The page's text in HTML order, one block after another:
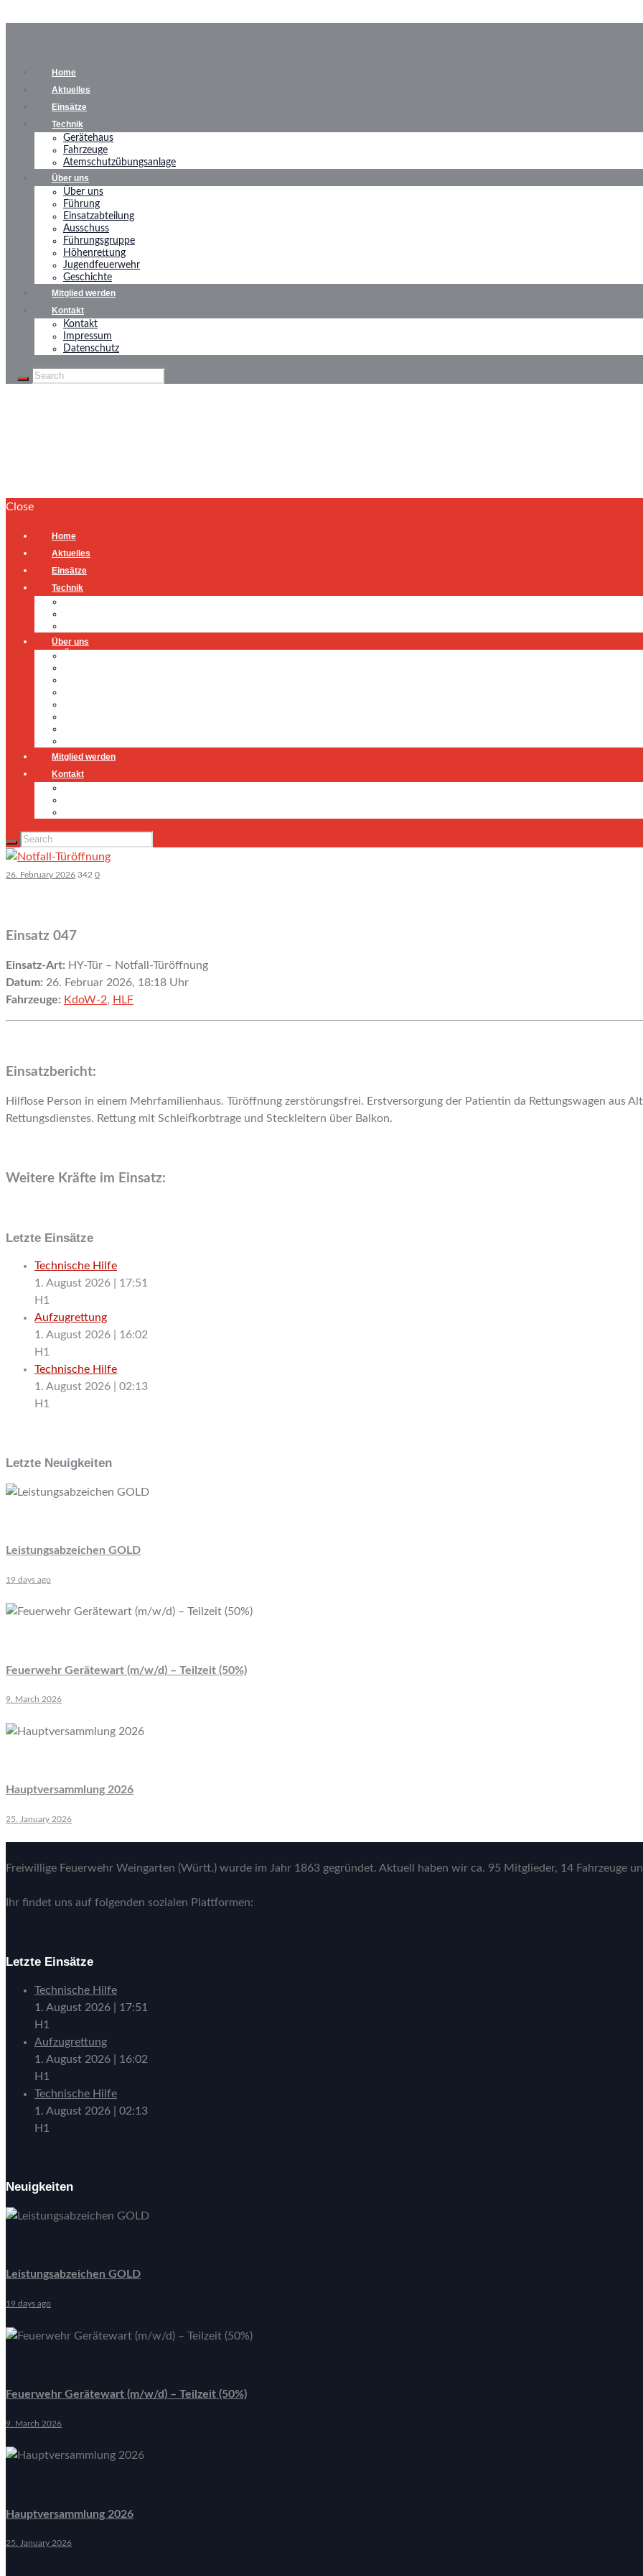
Home
Aktuelles
Einsätze
Technik
Gerätehaus
Fahrzeuge
Atemschutzübungsanlage
Über uns
Über uns
Führung
Einsatzabteilung
Ausschuss
Führungsgruppe
Höhenrettung
Jugendfeuerwehr
Geschichte
Mitglied werden
Kontakt
Kontakt
Impressum
Datenschutz
Close
Home
Aktuelles
Einsätze
Technik
Über uns
Mitglied werden
Kontakt
26. February 2026 342 0
Einsatz 047
Einsatz-Art: HY-Tür – Notfall-Türöffnung
Datum: 26. Februar 2026, 18:18 Uhr
Fahrzeuge: KdoW-2, HLF
Einsatzbericht:
Hilflose Person in einem Mehrfamilienhaus. Türöffnung zerstörungsfrei. Erstversorgung der Patientin da Rettungswagen aus
Rettungsdienstes. Rettung mit Schleifkorbtrage und Steckleitern über Balkon.
Weitere Kräfte im Einsatz:
Letzte Einsätze
Technische Hilfe
1. August 2026
17:51
H1
Aufzugrettung
1. August 2026
16:02
H1
Technische Hilfe
1. August 2026
02:13
H1
Letzte Neuigkeiten
Leistungsabzeichen GOLD
19 days ago
Feuerwehr Gerätewart (m/w/d) – Teilzeit (50%)
9. March 2026
Hauptversammlung 2026
25. January 2026
Freiwillige Feuerwehr Weingarten (Württ.) wurde im Jahr 1863 gegründet. Aktuell haben wir ca. 95 Mitglieder, 14 Fahrzeuge
Ihr findet uns auf folgenden sozialen Plattformen:
Letzte Einsätze
Technische Hilfe
1. August 2026
17:51
H1
Aufzugrettung
1. August 2026
16:02
H1
Technische Hilfe
1. August 2026
02:13
H1
Neuigkeiten
Leistungsabzeichen GOLD
19 days ago
Feuerwehr Gerätewart (m/w/d) – Teilzeit (50%)
9. March 2026
Hauptversammlung 2026
25. January 2026